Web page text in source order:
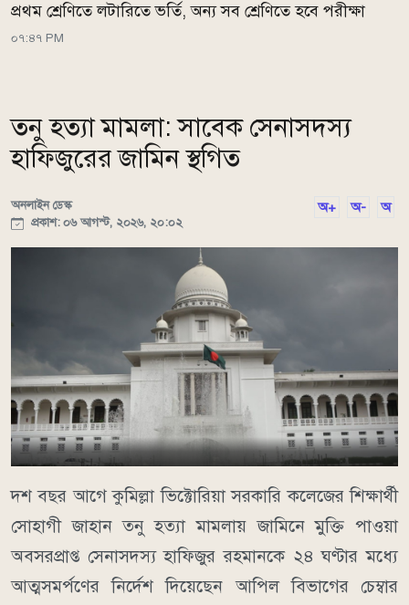
প্রথম শ্রেণিতে লটারিতে ভর্তি, অন্য সব শ্রেণিতে হবে পরীক্ষা
০৭:৪৭ PM
তনু হত্যা মামলা: সাবেক সেনাসদস্য
হাফিজুরের জামিন স্থগিত
অনলাইন ডেস্ক
প্রকাশ: ০৬ আগস্ট, ২০২৬, ২০:০২
অ+ অ- অ
দশ বছর আগে কুমিল্লা ভিক্টোরিয়া সরকারি কলেজের শিক্ষার্থী
সোহাগী জাহান তনু হত্যা মামলায় জামিনে মুক্তি পাওয়া
অবসরপ্রাপ্ত সেনাসদস্য হাফিজুর রহমানকে ২৪ ঘণ্টার মধ্যে
আত্মসমর্পণের নির্দেশ দিয়েছেন আপিল বিভাগের চেম্বার